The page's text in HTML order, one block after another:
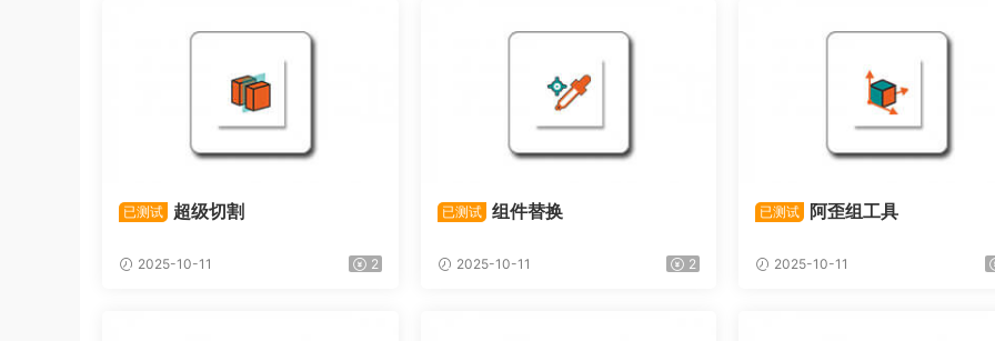
已测试 超级切割
2025-10-11 2
已测试 组件替换
2025-10-11 2
已测试 阿歪组工具
2025-10-11